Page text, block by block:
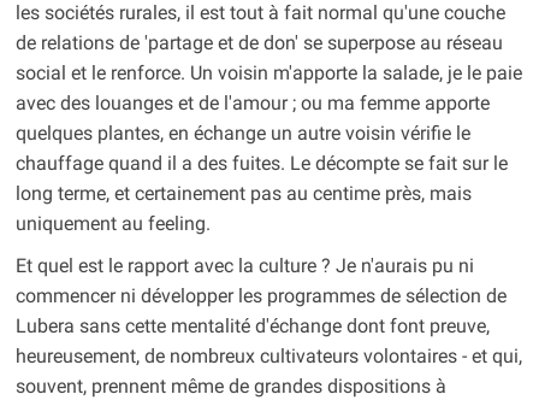
les sociétés rurales, il est tout à fait normal qu'une couche
de relations de 'partage et de don' se superpose au réseau
social et le renforce. Un voisin m'apporte la salade, je le paie
avec des louanges et de l'amour ; ou ma femme apporte
quelques plantes, en échange un autre voisin vérifie le
chauffage quand il a des fuites. Le décompte se fait sur le
long terme, et certainement pas au centime près, mais
uniquement au feeling.
Et quel est le rapport avec la culture ? Je n'aurais pu ni
commencer ni développer les programmes de sélection de
Lubera sans cette mentalité d'échange dont font preuve,
heureusement, de nombreux cultivateurs volontaires - et qui,
souvent, prennent même de grandes dispositions à